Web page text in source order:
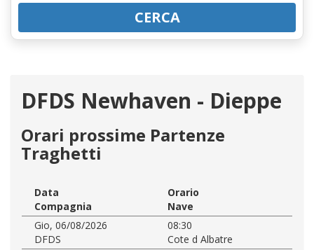
CERCA
DFDS Newhaven - Dieppe
Orari prossime Partenze
Traghetti
Data
Orario
Compagnia
Nave
Gio, 06/08/2026
08:30
DFDS
Cote d Albatre